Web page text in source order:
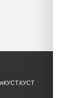
КУСТ.КУСТ